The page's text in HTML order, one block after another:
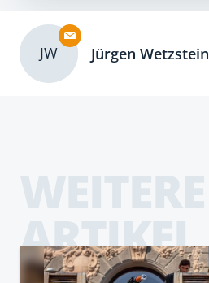
JW Jürgen Wetzstein
ARTIKEL